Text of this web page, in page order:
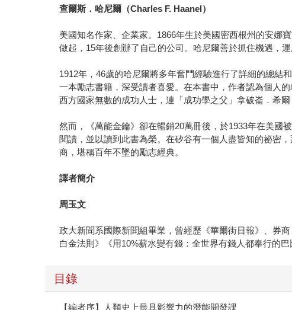
查爾斯．哈尼爾（Charles F. Haanel）
美國知名作家、企業家。1866年生於美國密西根州的安娜
做起，15年後創辦了自己的公司。哈尼爾善於抓住機遇，
1912年，46歲的哈尼爾將多年奮鬥經驗進行了詳細的總結
一本勵志書籍，深受讀者喜愛。在本書中，作者認為個人
西方國家無數的成功人士，連「成功學之父」拿破崙．希
然而，《萬能金鑰》卻在暢銷20萬冊後，於1933年在美國
閱讀，並以讀到此書為榮。在矽谷有一個人盡皆知的祕密
商，堪稱百年不墜的勵志經典。
譯者簡介
周玉文
政大新聞系國際新聞組畢業，曾經歷《華爾街日報》、券
白金法則》《用10%薪水變有錢：全世界有錢人都奉行的巴
目錄
【編者序】人類史上最具影響力的潛能開發課